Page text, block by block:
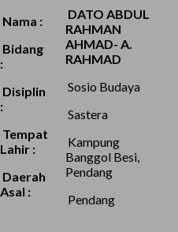
Nama :
Bidang
:
Disiplin
:
Tempat
Lahir :
Daerah
Asal :
DATO ABDUL
RAHMAN
AHMAD- A.
RAHMAD
Sosio Budaya
Sastera
Kampung
Banggol Besi,
Pendang
Pendang